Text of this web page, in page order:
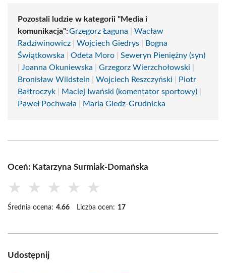
Pozostali ludzie w kategorii "Media i
komunikacja":Grzegorz Łaguna
Wacław
Radziwinowicz
Wojciech Giedrys
Bogna
Świątkowska
Odeta Moro
Seweryn Pieniężny (syn)
Joanna Okuniewska Grzegorz Wierzchołowski
Bronisław Wildstein
Wojciech Reszczyński
Piotr
Bałtroczyk
Maciej Iwański (komentator sportowy)
Paweł Pochwała
Maria Giedz-Grudnicka
Oceń: Katarzyna Surmiak-Domańska
★ ★ ★ ★ ★
Średnia ocena: 4.66 Liczba ocen: 17
Udostępnij